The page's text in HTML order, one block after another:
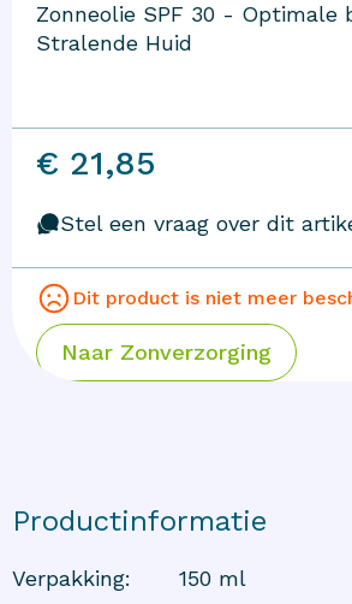
Zonneolie SPF 30 - Optimale
Stralende Huid
€ 21,85
Stel een vraag over dit
Dit product is niet meer
Naar Zonverzorging
Productinformatie
Verpakking:
150 ml